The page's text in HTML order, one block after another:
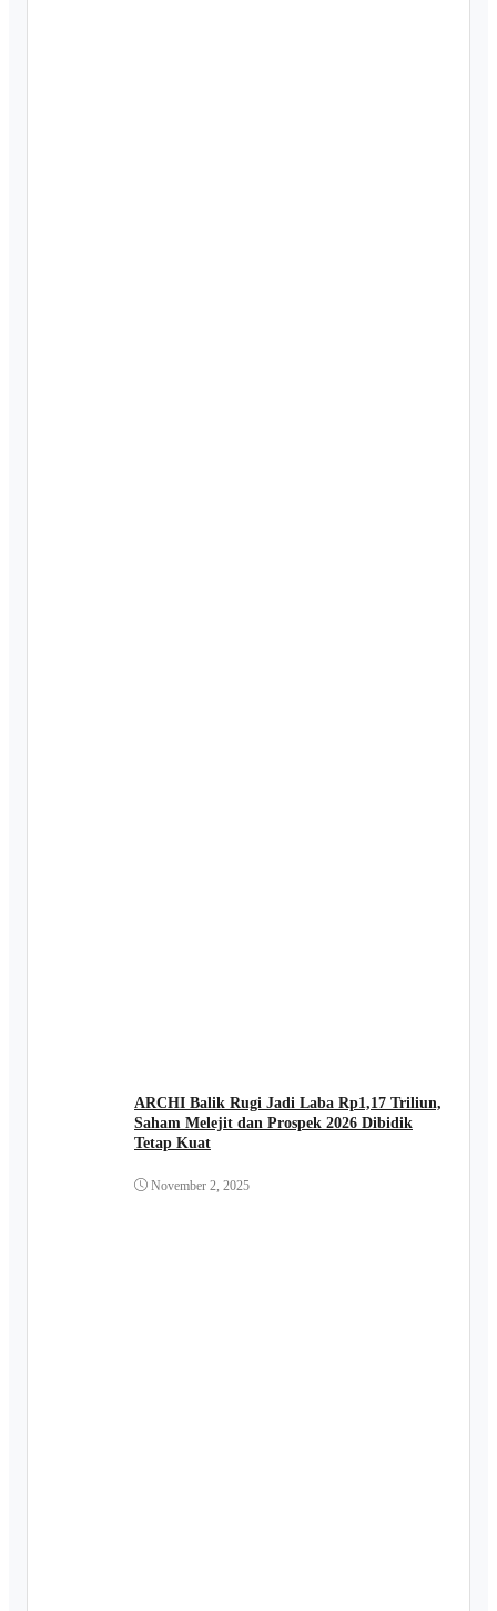
ARCHI Balik Rugi Jadi Laba Rp1,17 Triliun,
Saham Melejit dan Prospek 2026 Dibidik
Tetap Kuat
November 2, 2025